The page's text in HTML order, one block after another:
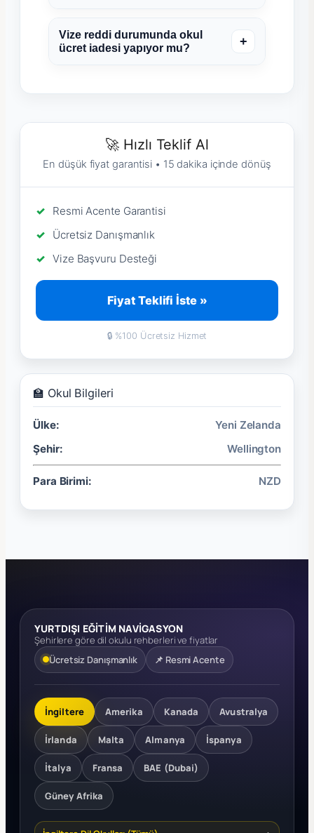
Vize reddi durumunda okul
ücret iadesi yapıyor mu?
+
🚀 Hızlı Teklif Al
En düşük fiyat garantisi • 15 dakika içinde dönüş
Resmi Acente Garantisi
Ücretsiz Danışmanlık
Vize Başvuru Desteği
Fiyat Teklifi İste »
🔒 %100 Ücretsiz Hizmet
🏫 Okul Bilgileri
Ülke:
Yeni Zelanda
Şehir:
Wellington
Para Birimi: NZD
YURTDIŞI EĞİTİM NAVİGASYON
Şehirlere göre dil okulu rehberleri ve fiyatlar
Ücretsiz Danışmanlık
📌 Resmi Acente
İngiltere Amerika Kanada Avustralya
İrlanda Malta Almanya İspanya
İtalya Fransa BAE (Dubai)
Güney Afrika